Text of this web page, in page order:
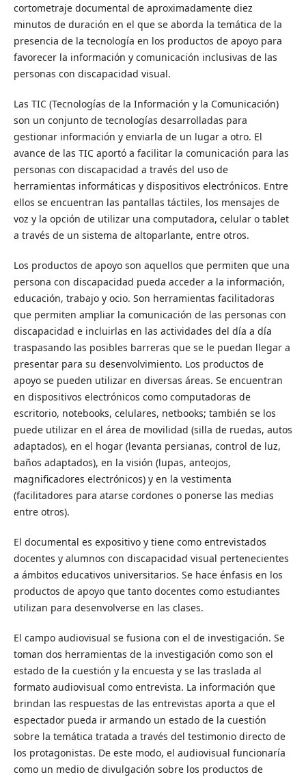
cortometraje documental de aproximadamente diez
minutos de duración en el que se aborda la temática de la
presencia de la tecnología en los productos de apoyo para
favorecer la información y comunicación inclusivas de las
personas con discapacidad visual.
Las TIC (Tecnologías de la Información y la Comunicación)
son un conjunto de tecnologías desarrolladas para
gestionar información y enviarla de un lugar a otro. El
avance de las TIC aportó a facilitar la comunicación para las
personas con discapacidad a través del uso de
herramientas informáticas y dispositivos electrónicos. Entre
ellos se encuentran las pantallas táctiles, los mensajes de
voz y la opción de utilizar una computadora, celular o tablet
a través de un sistema de altoparlante, entre otros.
Los productos de apoyo son aquellos que permiten que una
persona con discapacidad pueda acceder a la información,
educación, trabajo y ocio. Son herramientas facilitadoras
que permiten ampliar la comunicación de las personas con
discapacidad e incluirlas en las actividades del día a día
traspasando las posibles barreras que se le puedan llegar a
presentar para su desenvolvimiento. Los productos de
apoyo se pueden utilizar en diversas áreas. Se encuentran
en dispositivos electrónicos como computadoras de
escritorio, notebooks, celulares, netbooks; también se los
puede utilizar en el área de movilidad (silla de ruedas, autos
adaptados), en el hogar (levanta persianas, control de luz,
baños adaptados), en la visión (lupas, anteojos,
magnificadores electrónicos) y en la vestimenta
(facilitadores para atarse cordones o ponerse las medias
entre otros).
El documental es expositivo y tiene como entrevistados
docentes y alumnos con discapacidad visual pertenecientes
a ámbitos educativos universitarios. Se hace énfasis en los
productos de apoyo que tanto docentes como estudiantes
utilizan para desenvolverse en las clases.
El campo audiovisual se fusiona con el de investigación. Se
toman dos herramientas de la investigación como son el
estado de la cuestión y la encuesta y se las traslada al
formato audiovisual como entrevista. La información que
brindan las respuestas de las entrevistas aporta a que el
espectador pueda ir armando un estado de la cuestión
sobre la temática tratada a través del testimonio directo de
los protagonistas. De este modo, el audiovisual funcionaría
como un medio de divulgación sobre los productos de